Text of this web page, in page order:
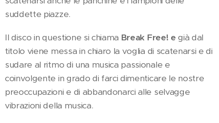
suddette piazze.
Il disco in questione si chiama Break Free! e già dal
titolo viene messa in chiaro la voglia di scatenarsi e di
sudare al ritmo di una musica passionale e
coinvolgente in grado di farci dimenticare le nostre
preoccupazioni e di abbandonarci alle selvagge
vibrazioni della musica.